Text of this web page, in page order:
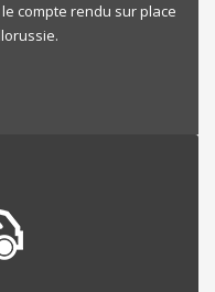
compte rendu sur place